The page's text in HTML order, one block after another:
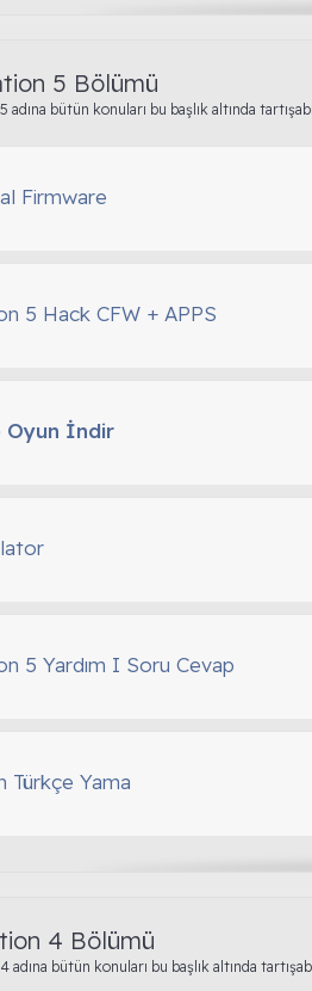
5 Bölümü
adına bütün konuları bu başlık altında
Firmware
5 Hack CFW + APPS
Oyun İndir
5 Yardım I Soru Cevap
Türkçe Yama
4 Bölümü
adına bütün konuları bu başlık altında